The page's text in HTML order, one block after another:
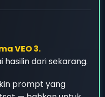
VEO 3.
hasilin dari sekarang.
prompt yang